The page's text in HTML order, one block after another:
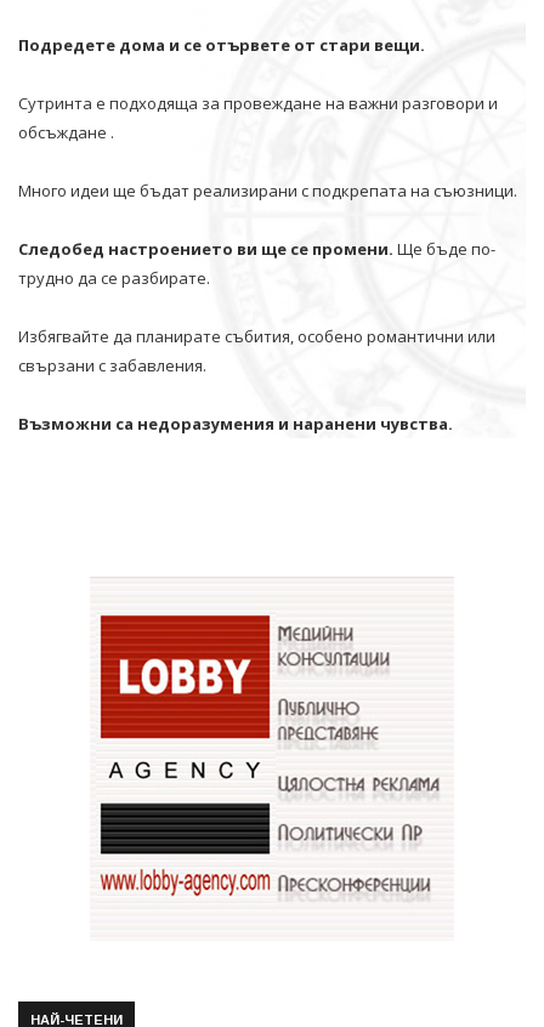
Подредете дома и се отървете от стари вещи.
Сутринта е подходяща за провеждане на важни разговори и
обсъждане .
Много идеи ще бъдат реализирани с подкрепата на съюзници.
Следобед настроението ви ще се промени. Ще бъде по-
трудно да се разбирате.
Избягвайте да планирате събития, особено романтични или
свързани с забавления.
Възможни са недоразумения и наранени чувства.
НАЙ-ЧЕТЕНИ